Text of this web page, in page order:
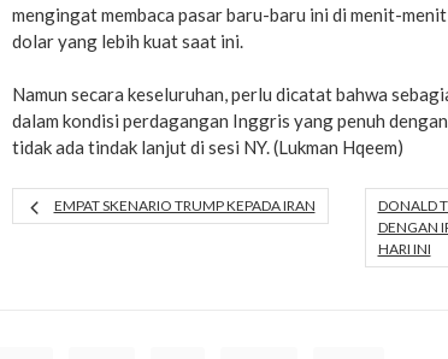
mengingat membaca pasar baru-baru ini di menit-
dolar yang lebih kuat saat ini.
Namun secara keseluruhan, perlu dicatat bahwa
dalam kondisi perdagangan Inggris yang penuh
tidak ada tindak lanjut di sesi NY. (Lukman Hqeem)
EMPAT SKENARIO TRUMP KEPADA IRAN
DONALD
DENGAN
HARI INI